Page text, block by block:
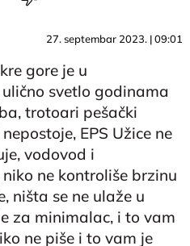
27. septembar 2023. | 09:01
gore je u
svetlo godinama
trotoari pešački
EPS Užice ne
vodovod i
ne kontroliše brzinu
ništa se ne ulaže u
za minimalac, i to vam
ne piše i to vam je